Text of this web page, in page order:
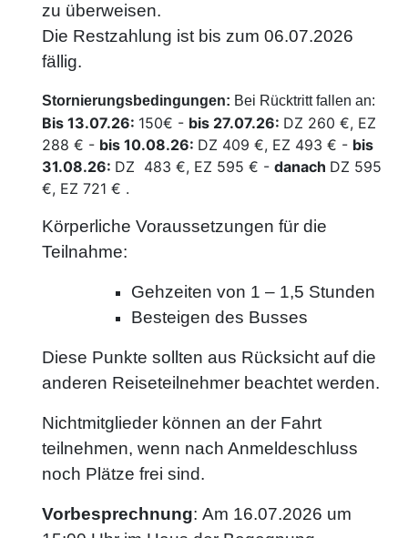
zu überweisen.
Die Restzahlung ist bis zum 06.07.2026
fällig.
Stornierungsbedingungen: Bei Rücktritt fallen an:
Bis 13.07.26: 150€ - bis 27.07.26: DZ 260 €, EZ
288 € - bis 10.08.26: DZ 409 €, EZ 493 € - bis
31.08.26: DZ 483 €, EZ 595 € - danach DZ 595
€, EZ 721 € .
Körperliche Voraussetzungen für die
Teilnahme:
Gehzeiten von 1 – 1,5 Stunden
Besteigen des Busses
Diese Punkte sollten aus Rücksicht auf die
anderen Reiseteilnehmer beachtet werden.
Nichtmitglieder können an der Fahrt
teilnehmen, wenn nach Anmeldeschluss
noch Plätze frei sind.
Vorbesprechnung: Am 16.07.2026 um